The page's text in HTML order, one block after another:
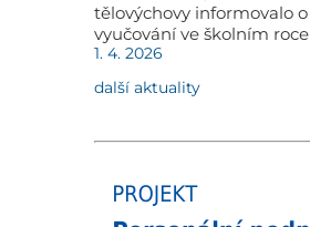
tělovýchovy informovalo
vyučování ve školním
1. 4. 2026
další aktuality